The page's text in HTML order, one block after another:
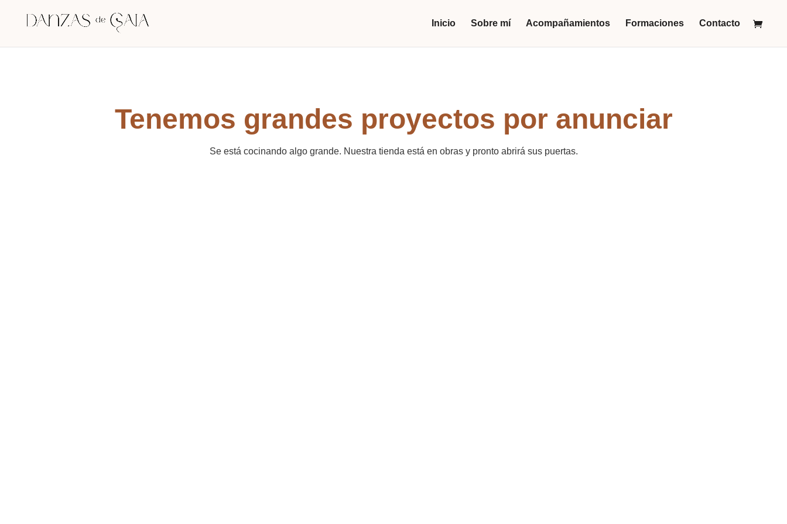
Inicio Sobre mí Acompañamientos Formaciones Contacto
Tenemos grandes proyectos por anunciar
Se está cocinando algo grande. Nuestra tienda está en obras y pronto abrirá sus puertas.